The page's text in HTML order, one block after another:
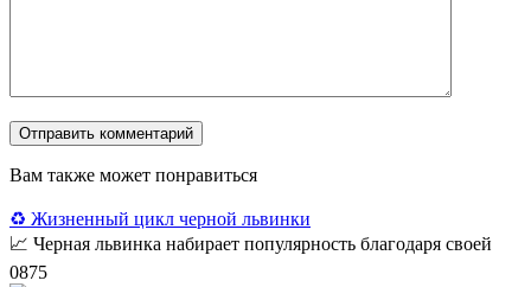
Вам также может понравиться
♻️ Жизненный цикл черной львинки
📈 Черная львинка набирает популярность благодаря своей
0875